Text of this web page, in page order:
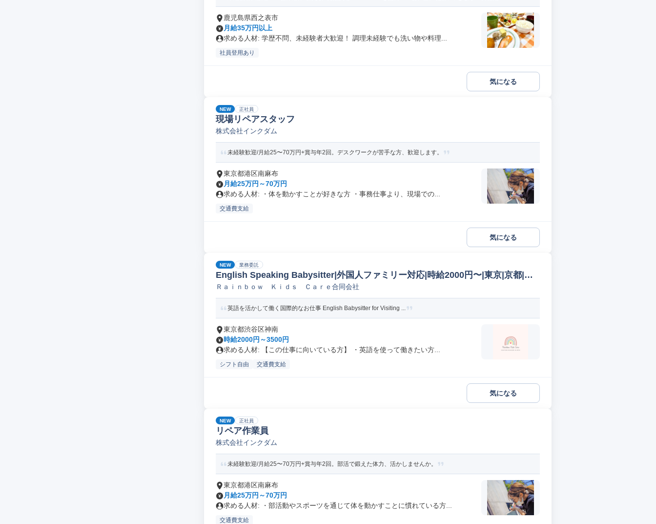
鹿児島県西之表市
月給35万円以上
求める人材: 学歴不問、未経験者大歓迎！ 調理未経験でも洗い物や料理...
社員登用あり
気になる
NEW 正社員
現場リペアスタッフ
株式会社インクダム
未経験歓迎/月給25〜70万円+賞与年2回。デスクワークが苦手な方、歓迎します。
東京都港区南麻布
月給25万円～70万円
求める人材: ・体を動かすことが好きな方 ・事務仕事より、現場での...
交通費支給
気になる
NEW 業務委託
English Speaking Babysitter|外国人ファミリー対応|時給2000円〜|東京|京都|大
阪
Ｒａｉｎｂｏｗ Ｋｉｄｓ Ｃａｒｅ合同会社
英語を活かして働く国際的なお仕事 English Babysitter for Visiting ...
東京都渋谷区神南
時給2000円～3500円
求める人材: 【この仕事に向いている方】 ・英語を使って働きたい方...
シフト自由 交通費支給
気になる
NEW 正社員
リペア作業員
株式会社インクダム
未経験歓迎/月給25〜70万円+賞与年2回。部活で鍛えた体力、活かしませんか。
東京都港区南麻布
月給25万円～70万円
求める人材: ・部活動やスポーツを通じて体を動かすことに慣れている方...
交通費支給